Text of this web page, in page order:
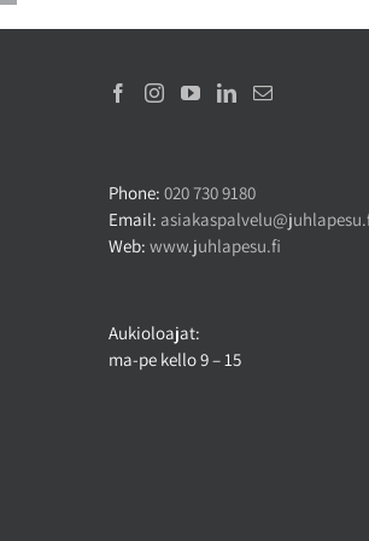
Phone: 020 730 9180
Email:
Web: www.juhlapesu.fi
Aukioloajat:
ma-pe kello 9 – 15